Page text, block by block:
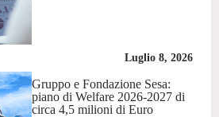
Luglio 8, 2026
Gruppo e Fondazione Sesa:
piano di Welfare 2026-2027 di
circa 4,5 milioni di Euro